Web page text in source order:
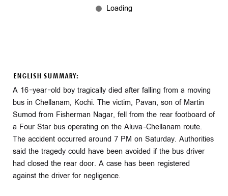
ENGLISH SUMMARY:
A 16-year-old boy tragically died after falling from a moving
bus in Chellanam, Kochi. The victim, Pavan, son of Martin
Sumod from Fisherman Nagar, fell from the rear footboard of
a Four Star bus operating on the Aluva–Chellanam route.
The accident occurred around 7 PM on Saturday. Authorities
said the tragedy could have been avoided if the bus driver
had closed the rear door. A case has been registered
against the driver for negligence.